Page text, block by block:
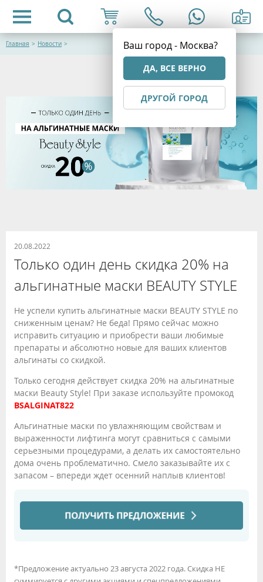
Ваш город - Москва?
ДА, ВСЕ ВЕРНО
ДРУГОЙ ГОРОД
Главная > Новости >
20.08.2022
Только один день скидка 20% на
альгинатные маски BEAUTY STYLE
Не успели купить альгинатные маски BEAUTY STYLE по
сниженным ценам? Не беда! Прямо сейчас можно
исправить ситуацию и приобрести ваши любимые
препараты и абсолютно новые для ваших клиентов
альгинаты со скидкой.
Только сегодня действует скидка 20% на альгинатные
маски Beauty Style! При заказе используйте промокод
BSALGINAT822
Альгинатные маски по увлажняющим свойствам и
выраженности лифтинга могут сравниться с самыми
серьезными процедурами, а делать их самостоятельно
дома очень проблематично. Смело заказывайте их с
запасом – впереди ждет осенний наплыв клиентов!
*Предложение актуально 23 августа 2022 года. Скидка НЕ